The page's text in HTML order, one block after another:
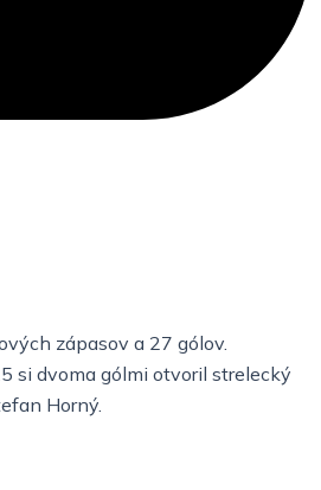
zápasov a 27 gólov.
si dvoma gólmi otvoril strelecký
Horný.